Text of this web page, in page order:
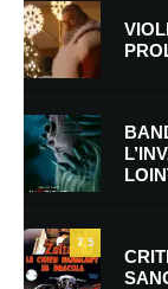
E-mail *
Enregistrer mon
mon prochain
Prévenez-moi de
7.5